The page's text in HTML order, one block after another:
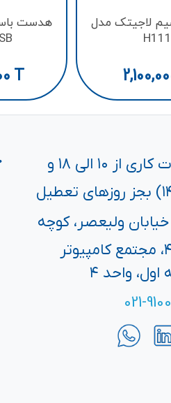
لاجیتک مدل
H111
هدست
T
(ساعات کاری از ۱۰ الی ۱۸ و
خیابان ولیعصر، کوچه
ولدی، پلاک ۴۸، مجتمع کامپیوتر
واحد ۴
021-